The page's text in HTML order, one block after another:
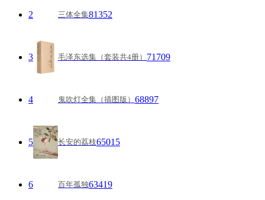
2 三体全集81352
3 毛泽东选集（套装共4册） 71709
4 鬼吹灯全集（插图版） 68897
5 长安的荔枝65015
6 百年孤独63419